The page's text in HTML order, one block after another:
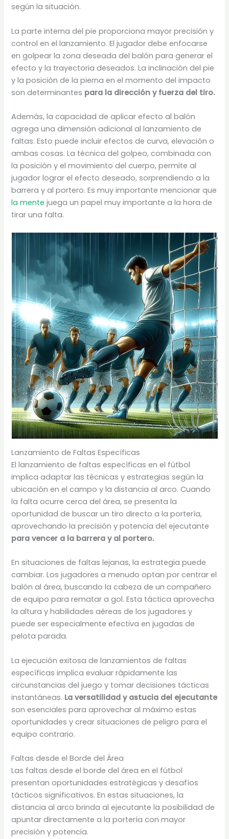
según la situación.
La parte interna del pie proporciona mayor precisión y
control en el lanzamiento. El jugador debe enfocarse
en golpear la zona deseada del balón para generar el
efecto y la trayectoria deseados. La inclinación del pie
y la posición de la pierna en el momento del impacto
son determinantes para la dirección y fuerza del tiro.
Además, la capacidad de aplicar efecto al balón
agrega una dimensión adicional al lanzamiento de
faltas. Esto puede incluir efectos de curva, elevación o
ambas cosas. La técnica del golpeo, combinada con
la posición y el movimiento del cuerpo, permite al
jugador lograr el efecto deseado, sorprendiendo a la
barrera y al portero. Es muy importante mencionar que
la mentejuega un papel muy importante a la hora de
tirar una falta.
Lanzamiento de Faltas Específicas
El lanzamiento de faltas específicas en el fútbol
implica adaptar las técnicas y estrategias según la
ubicación en el campo y la distancia al arco. Cuando
la falta ocurre cerca del área, se presenta la
oportunidad de buscar un tiro directo a la portería,
aprovechando la precisión y potencia del ejecutante
para vencer a la barrera y al portero.
En situaciones de faltas lejanas, la estrategia puede
cambiar. Los jugadores a menudo optan por centrar el
balón al área, buscando la cabeza de un compañero
de equipo para rematar a gol. Esta táctica aprovecha
la altura y habilidades aéreas de los jugadores y
puede ser especialmente efectiva en jugadas de
pelota parada.
La ejecución exitosa de lanzamientos de faltas
específicas implica evaluar rápidamente las
circunstancias del juego y tomar decisiones tácticas
instantáneas. La versatilidad y astucia del ejecutante
son esenciales para aprovechar al máximo estas
oportunidades y crear situaciones de peligro para el
equipo contrario.
Faltas desde el Borde del Área
Las faltas desde el borde del área en el fútbol
presentan oportunidades estratégicas y desafíos
tácticos significativos. En estas situaciones, la
distancia al arco brinda al ejecutante la posibilidad de
apuntar directamente a la portería con mayor
precisión y potencia.